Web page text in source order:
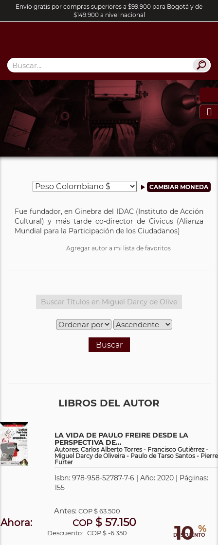
Envío gratis por compras superiores a $99.900 para Bogotá y de
$149.900 a nivel nacional

Fue fundador, en Ginebra del IDAC (Instituto de Acción
Cultural) y más tarde co-director de Civicus (Alianza
Mundial para la Participación de los Ciudadanos)
Agregar autor a mi lista de favoritos
Buscar
LIBROS DEL AUTOR
LA VIDA DE PAULO FREIRE DESDE LA
PERSPECTIVA DE...
Autores: Carlos Alberto Torres - Francisco Gutiérrez -
Miguel Darcy de Oliveira - Paulo de Tarso Santos - Pierre
Furter
Isbn: 978-958-52787-7-6 | Año: 2020 | Páginas:
155
10 %
DESCUENTO
Antes:COP$ 63.500
Ahora: COP$ 57.150
Descuento: COP $ -6.350